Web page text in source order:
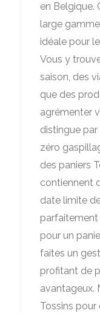
en Belgique.
large
idéale pour
Vous y
saison, des
que des
agrémenter
distingue
zéro
des paniers
contiennent
date limite
pour un
faites un
profitant de
avantageux.
Tossins